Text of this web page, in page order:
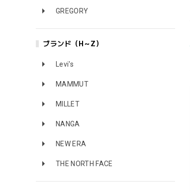
GREGORY
ブランド（H～Z）
Levi's
MAMMUT
MILLET
NANGA
NEW ERA
THE NORTH FACE